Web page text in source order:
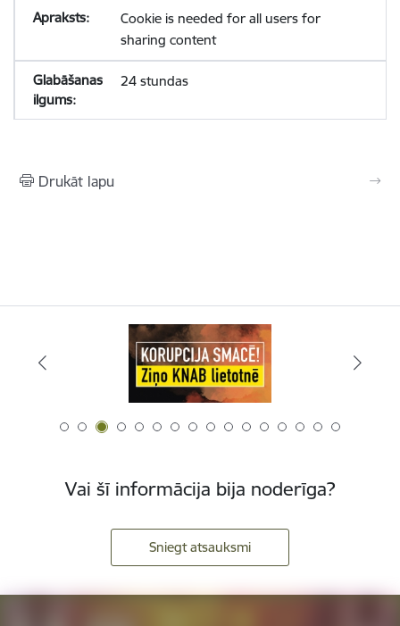
Cookie is needed for all users for
sharing content
24 stundas
Drukāt lapu
Vai šī informācija bija noderīga?
Sniegt atsauksmi